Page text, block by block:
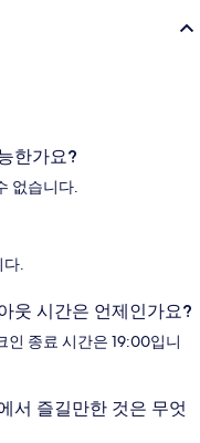
한가요?
없습니다.
다.
웃 시간은 언제인가요?
인 종료 시간은 19:00입니
서 즐길만한 것은 무엇